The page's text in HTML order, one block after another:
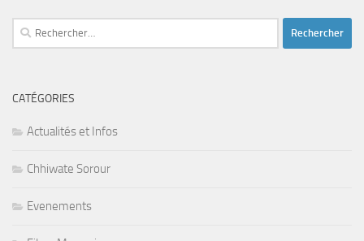
Rechercher :
CATÉGORIES
Actualités et Infos
Chhiwate Sorour
Evenements